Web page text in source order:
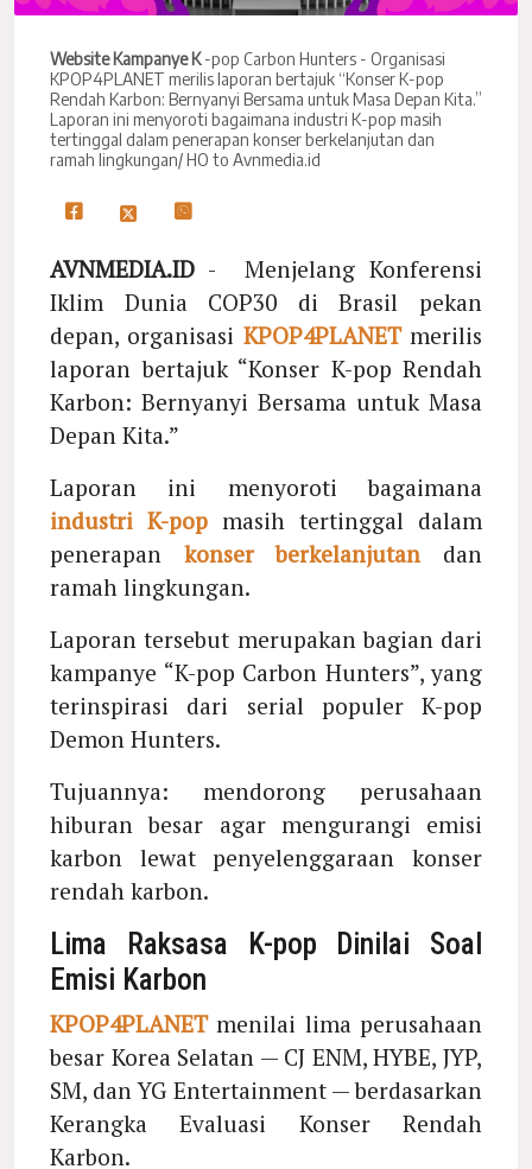
Website Kampanye K-pop Carbon Hunters - Organisasi
KPOP4PLANET merilis laporan bertajuk “Konser K-pop
Rendah Karbon: Bernyanyi Bersama untuk Masa Depan Kita.”
Laporan ini menyoroti bagaimana industri K-pop masih
tertinggal dalam penerapan konser berkelanjutan dan
ramah lingkungan/ HO to Avnmedia.id
AVNMEDIA.ID - Menjelang Konferensi
Iklim Dunia COP30 di Brasil pekan
depan, organisasi KPOP4PLANETmerilis
laporan bertajuk “Konser K-pop Rendah
Karbon: Bernyanyi Bersama untuk Masa
Depan Kita.”
Laporan ini menyoroti bagaimana
industri K-pop masih tertinggal dalam
penerapan konser berkelanjutan dan
ramah lingkungan.
Laporan tersebut merupakan bagian dari
kampanye “K-pop Carbon Hunters”, yang
terinspirasi dari serial populer K-pop
Demon Hunters.
Tujuannya: mendorong perusahaan
hiburan besar agar mengurangi emisi
karbon lewat penyelenggaraan konser
rendah karbon.
Lima Raksasa K-pop Dinilai Soal
Emisi Karbon
KPOP4PLANETmenilai lima perusahaan
besar Korea Selatan — CJ ENM, HYBE, JYP,
SM, dan YG Entertainment — berdasarkan
Kerangka Evaluasi Konser Rendah
Karbon.